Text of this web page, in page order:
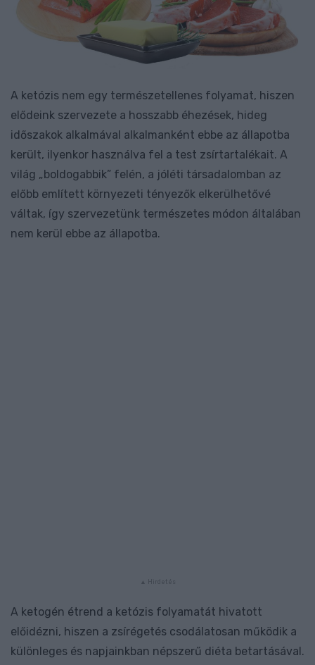
A ketózis nem egy természetellenes folyamat, hiszen
elődeink szervezete a hosszabb éhezések, hideg
időszakok alkalmával alkalmanként ebbe az állapotba
került, ilyenkor használva fel a test zsírtartalékait. A
világ „boldogabbik” felén, a jóléti társadalomban az
előbb említett környezeti tényezők elkerülhetővé
váltak, így szervezetünk természetes módon általában
nem kerül ebbe az állapotba.
A ketogén étrend a ketózis folyamatát hivatott
előidézni, hiszen a zsírégetés csodálatosan működik a
különleges és napjainkban népszerű diéta betartásával.